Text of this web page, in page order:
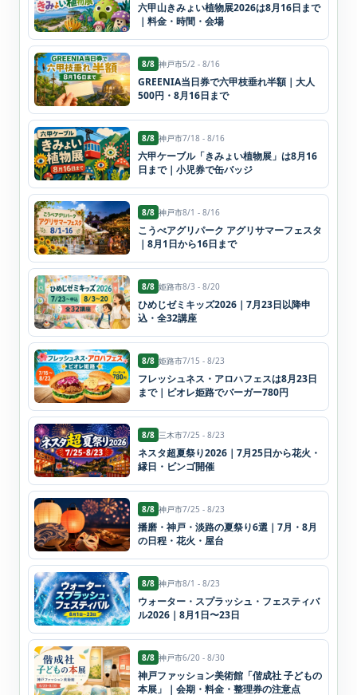
六甲山きみょい植物展2026は8月16日まで
｜料金・時間・会場
8/8 神戸市5/2 - 8/16
GREENIA当日券で六甲枝垂れ半額｜大人
500円・8月16日まで
8/8 神戸市7/18 - 8/16
六甲ケーブル「きみょい植物展」は8月16
日まで｜小児券で缶バッジ
8/8 神戸市8/1 - 8/16
こうべアグリパーク アグリサマーフェスタ
｜8月1日から16日まで
8/8 姫路市8/3 - 8/20
ひめじゼミキッズ2026｜7月23日以降申
込・全32講座
8/8 姫路市7/15 - 8/23
フレッシュネス・アロハフェスは8月23日
まで｜ピオレ姫路でバーガー780円
8/8 三木市7/25 - 8/23
ネスタ超夏祭り2026｜7月25日から花火・
縁日・ビンゴ開催
8/8 神戸市7/25 - 8/23
播磨・神戸・淡路の夏祭り6選｜7月・8月
の日程・花火・屋台
8/8 神戸市8/1 - 8/23
ウォーター・スプラッシュ・フェスティバ
ル2026｜8月1日〜23日
8/8 神戸市6/20 - 8/30
神戸ファッション美術館「偕成社 子どもの
本展」｜会期・料金・整理券の注意点